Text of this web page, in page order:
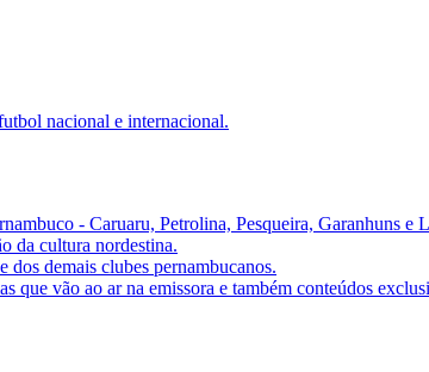
nacional e internacional.
- Caruaru, Petrolina, Pesqueira, Garanhuns
da cultura nordestina.
demais clubes pernambucanos.
que vão ao ar na emissora e também conteúdos